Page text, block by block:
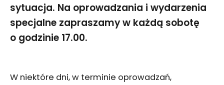
sytuacja. Na oprowadzania i wydarzenia
specjalne zapraszamy w każdą sobotę
o godzinie 17.00.
W niektóre dni, w terminie oprowadzań,